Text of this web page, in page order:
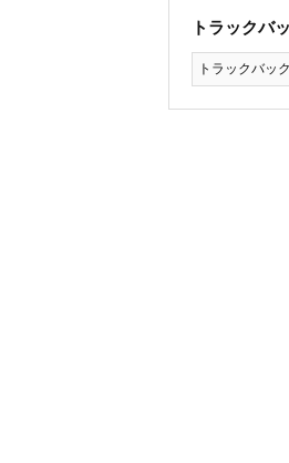
トラックバ
トラックバッ